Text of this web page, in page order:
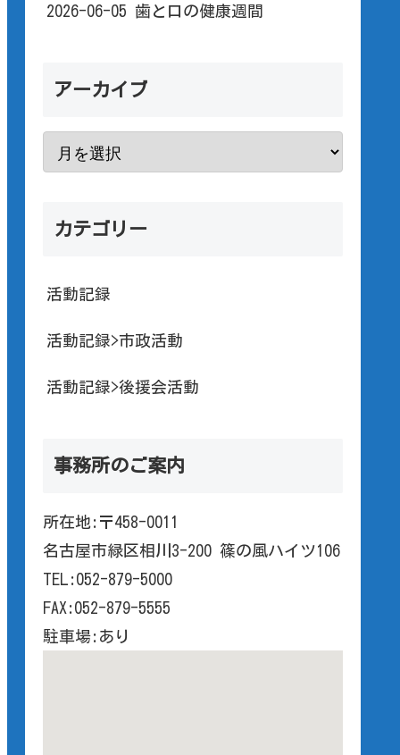
2026-06-05 歯と口の健康週間
アーカイブ
カテゴリー
活動記録
活動記録>市政活動
活動記録>後援会活動
事務所のご案内
所在地:〒458-0011
名古屋市緑区相川3-200 篠の風ハイツ106
TEL:052-879-5000
FAX:052-879-5555
駐車場:あり